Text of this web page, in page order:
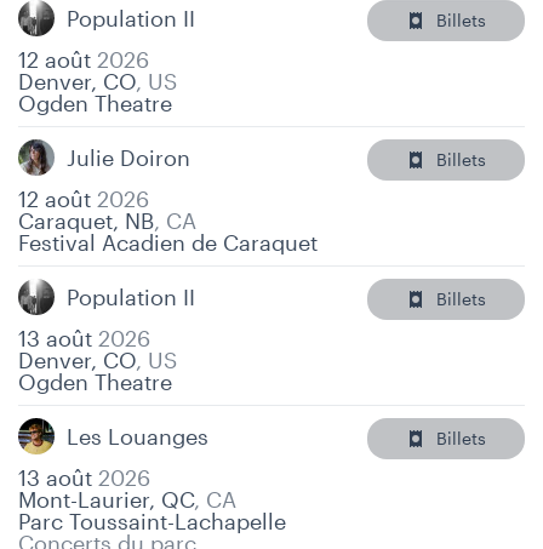
Population II
12 août 2026
Denver, CO, US
Ogden Theatre
Billets
Julie Doiron
12 août 2026
Caraquet, NB, CA
Festival Acadien de Caraquet
Billets
Population II
13 août 2026
Denver, CO, US
Ogden Theatre
Billets
Les Louanges
13 août 2026
Mont-Laurier, QC, CA
Parc Toussaint-Lachapelle
Concerts du parc
Billets